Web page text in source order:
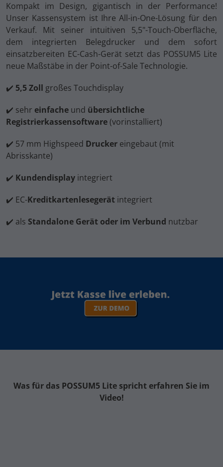
Kompakt im Design, gigantisch in der Performance!
Unser Kassensystem ist Ihre All-in-One-Lösung für den
Verkauf. Mit seiner intuitiven 5,5"-Touch-Oberfläche,
dem integrierten Belegdrucker und dem sofort
einsatzbereiten EC-Cash-Gerät setzt das POSSUM5 Lite
neue Maßstäbe in der Point-of-Sale Technologie.
✔️ 5,5 Zoll großes Touchdisplay
✔️ sehr einfache und übersichtliche
Registrierkassensoftware(vorinstalliert)
✔️ 57 mm Highspeed Drucker eingebaut (mit
Abrisskante)
✔️ Kundendisplay integriert
✔️ EC-Kreditkartenlesegerät integriert
✔️ als Standalone Gerät oder im Verbund nutzbar
Was für das POSSUM5 Lite spricht erfahren Sie im
Video!